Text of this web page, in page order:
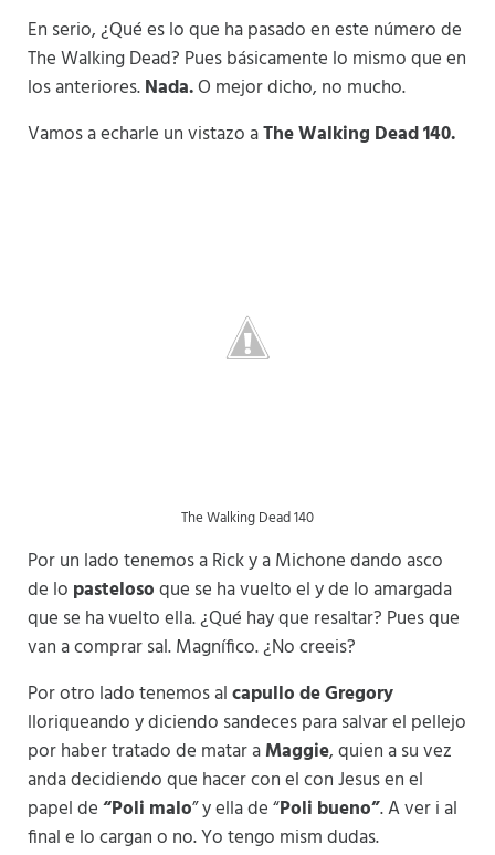
En serio, ¿Qué es lo que ha pasado en este número de
The Walking Dead? Pues básicamente lo mismo que en
los anteriores.Nada.O mejor dicho, no mucho.
Vamos a echarle un vistazo aThe Walking Dead 140.
The Walking Dead 140
Por un lado tenemos a Rick y a Michone dando asco
de lo pastelosoque se ha vuelto el y de lo amargada
que se ha vuelto ella. ¿Qué hay que resaltar? Pues que
van a comprar sal. Magnífico. ¿No creeis?
Por otro lado tenemos alcapullo de Gregory
lloriqueando y diciendo sandeces para salvar el pellejo
por haber tratado de matar aMaggie, quien a su vez
anda decidiendo que hacer con el con Jesus en el
papel de“Poli malo” y ella de “Poli bueno”. A ver i al
final e lo cargan o no. Yo tengo mism dudas.